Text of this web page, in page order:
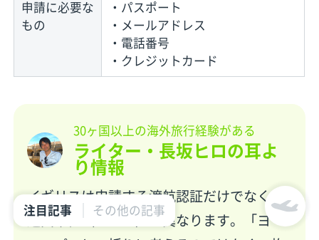
注目記事 その他の記事
申請に必要な
もの
・パスポート
・メールアドレス
・電話番号
・クレジットカード
30ヶ国以上の海外旅行経験がある
ライター・長坂ヒロの耳よ
り情報
イギリスは申請する渡航認証だけでなく、
通貨単位（ポンド）も異なります。「ヨー